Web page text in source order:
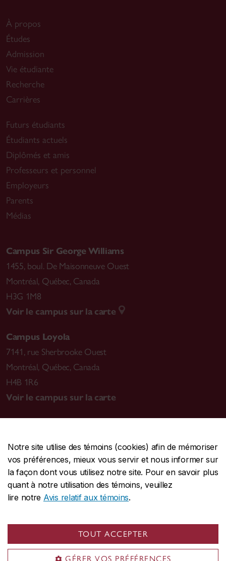
Notre site utilise des témoins (cookies) afin de mémoriser
vos préférences, mieux vous servir et nous informer sur
la façon dont vous utilisez notre site. Pour en savoir plus
quant à notre utilisation des témoins, veuillez
lire notre Avis relatif aux témoins.
TOUT ACCEPTER
GÉRER VOS PRÉFÉRENCES
À propos
Études
Admission
Vie étudiante
Recherche
Carrières
Futurs étudiants
Étudiants actuels
Diplômés et amis
Professeurs et personnel
Employeurs
Parents
Médias
Campus Sir George Williams
1455, boul. De Maisonneuve Ouest
Montréal, Québec, Canada
H3G 1M8
Voir le campus sur la carte
Campus Loyola
7141, rue Sherbrooke Ouest
Montréal, Québec, Canada
H4B 1R6
Voir le campus sur la carte
CENTRALE514-848-2424
URGENCE514-848-3717
Protection et prévention | Accessibilité | Confidentialité
Conditions d'utilisation | Gérer les témoins
© Université Concordia. Montréal, QC, Canada